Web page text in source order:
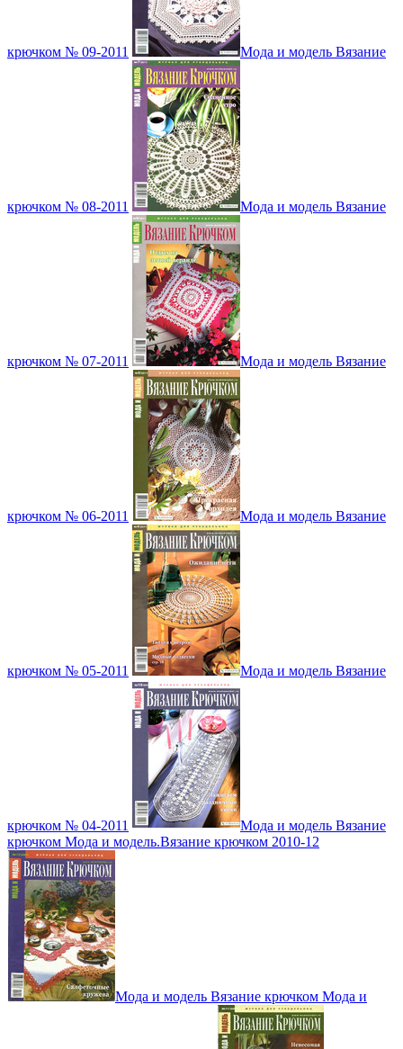
крючком № 09-2011 Мода и модель Вязание
крючком № 08-2011 Мода и модель Вязание
крючком № 07-2011 Мода и модель Вязание
крючком № 06-2011 Мода и модель Вязание
крючком № 05-2011 Мода и модель Вязание
крючком № 04-2011
Мода и модель Вязание
крючком Мода и модель.Вязание крючком 2010-12
Мода и модель Вязание крючком Мода и